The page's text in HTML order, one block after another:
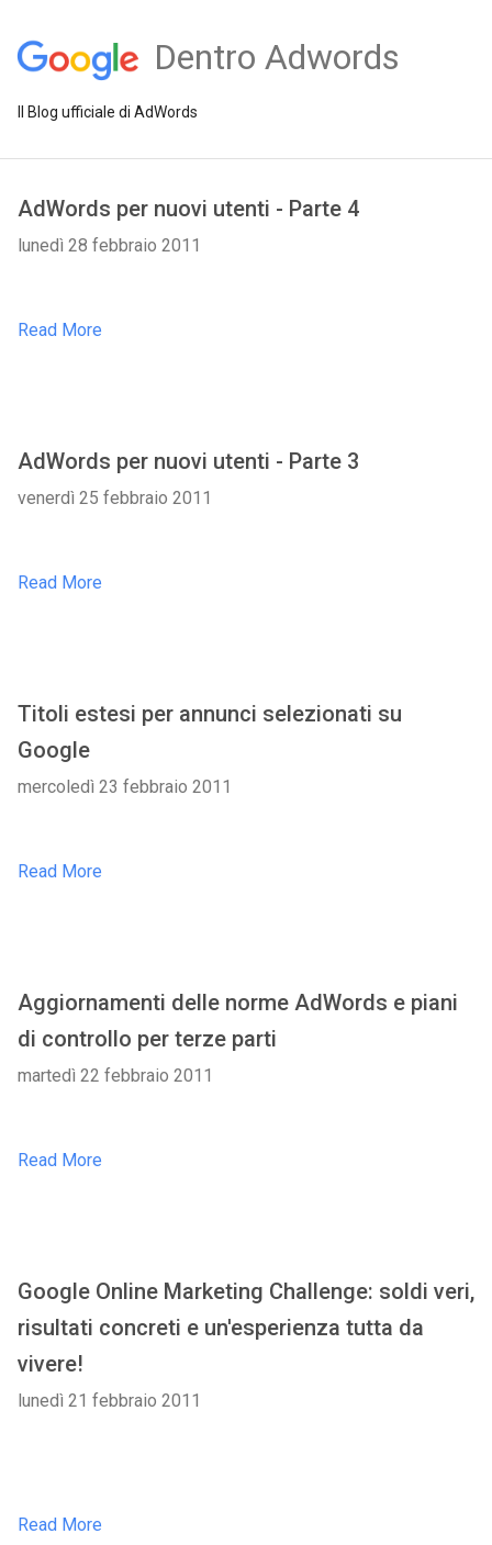
Dentro Adwords
Il Blog ufficiale di AdWords
AdWords per nuovi utenti - Parte 4
lunedì 28 febbraio 2011
Read More
AdWords per nuovi utenti - Parte 3
venerdì 25 febbraio 2011
Read More
Titoli estesi per annunci selezionati su
Google
mercoledì 23 febbraio 2011
Read More
Aggiornamenti delle norme AdWords e piani
di controllo per terze parti
martedì 22 febbraio 2011
Read More
Google Online Marketing Challenge: soldi veri,
risultati concreti e un'esperienza tutta da
vivere!
lunedì 21 febbraio 2011
Read More